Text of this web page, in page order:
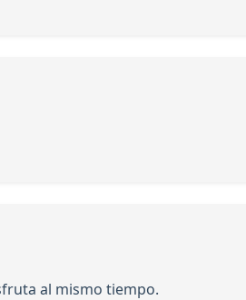
al mismo tiempo.